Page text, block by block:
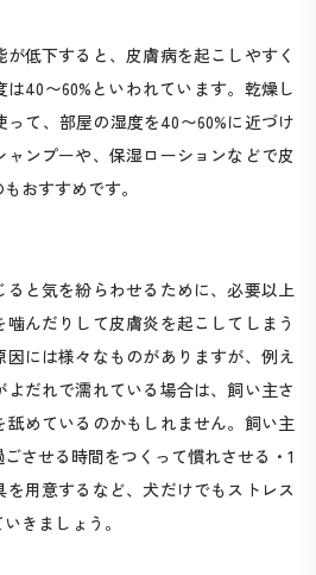
低下すると、皮膚病を起こしやすく
40〜60%といわれています。乾燥し
て、部屋の湿度を40〜60%に近づけ
ャンプーや、保湿ローションなどで皮
おすすめです。
と気を紛らわせるために、必要以上
んだりして皮膚炎を起こしてしまう
には様々なものがありますが、例え
だれで濡れている場合は、飼い主さ
めているのかもしれません。飼い主
させる時間をつくって慣れさせる・1
用意するなど、犬だけでもストレス
きましょう。